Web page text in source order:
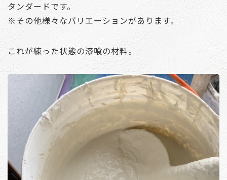
タンダードです。
※その他様々なバリエーションがあります。
これが練った状態の漆喰の材料。